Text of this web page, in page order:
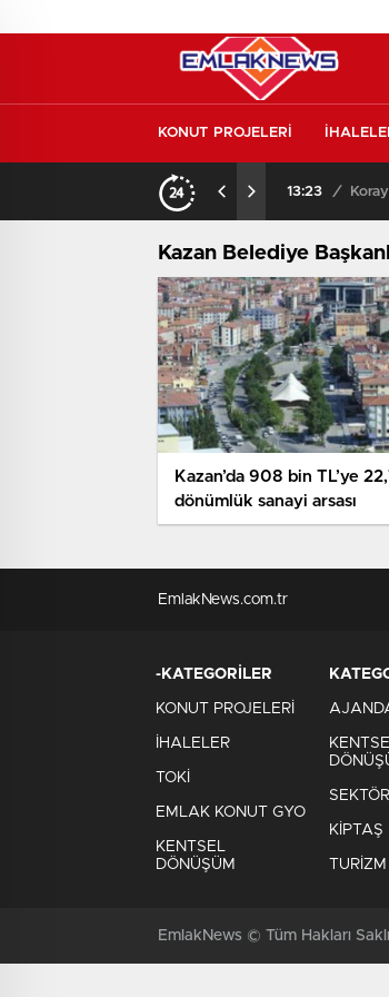
KONUT PROJELERİ
13:23 /
Kazan Belediye
Kazan’da 908 bin TL’ye
dönümlük sanayi arsası
EmlakNews.com.tr
-KATEGORİLER
KONUT PROJELERİ
İHALELER
TOKİ
EMLAK KONUT GYO
KENTSEL
DÖNÜŞÜM
KİPTAŞ
TURİZM
EmlakNews © Tüm Hakları